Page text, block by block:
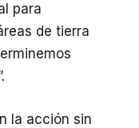
para
de tierra
la acción sin